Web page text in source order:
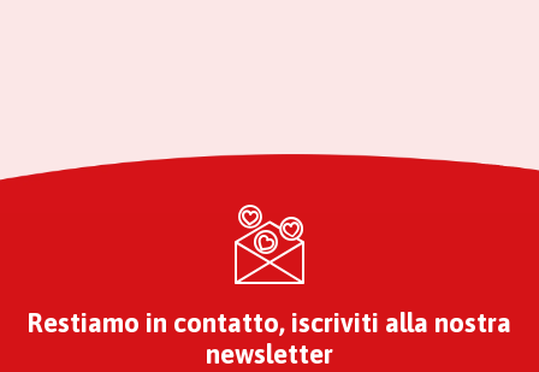
Restiamo in contatto, iscriviti alla nostra
newsletter